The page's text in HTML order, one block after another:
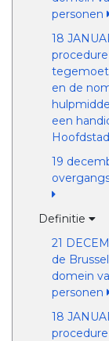
personen
18
en de
een
Hoofdstad
19
Definitie
21
de
domein
personen
18